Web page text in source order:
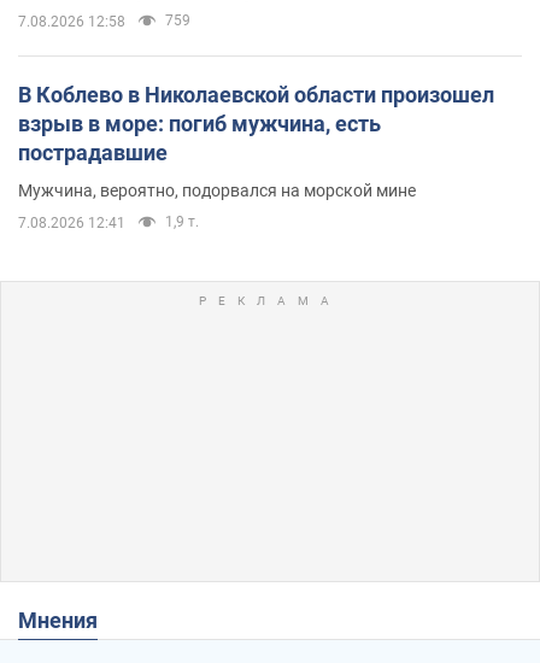
7.08.2026 12:58 759
В Коблево в Николаевской области произошел
взрыв в море: погиб мужчина, есть
пострадавшие
Мужчина, вероятно, подорвался на морской мине
7.08.2026 12:41 1,9 т.
Мнения